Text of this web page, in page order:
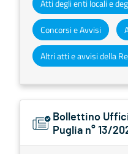
Concorsi e Avvisi
Bollettino
Puglia n° 13/